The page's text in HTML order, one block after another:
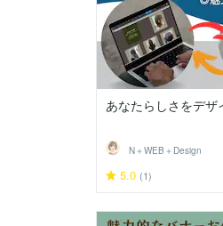
あなたらしさをデザ
N＋WEB＋Design
5.0 (1)